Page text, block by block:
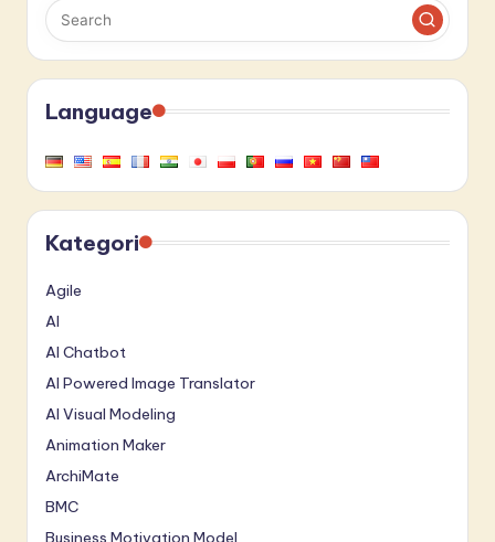
Language
Kategori
Agile
AI
AI Chatbot
AI Powered Image Translator
AI Visual Modeling
Animation Maker
ArchiMate
BMC
Business Motivation Model